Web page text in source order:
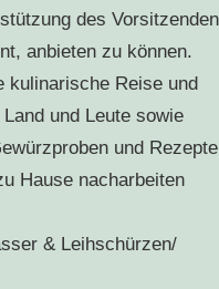
des Vorsitzenden
anbieten zu können.
kulinarische Reise und
und Leute sowie
und Rezepte
Hause nacharbeiten
& Leihschürzen/